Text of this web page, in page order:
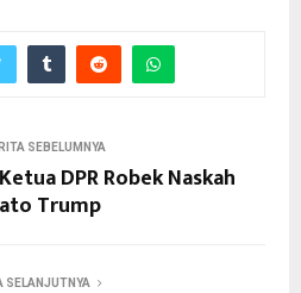
SEBELUMNYA
DPR Robek Naskah
Trump
SELANJUTNYA